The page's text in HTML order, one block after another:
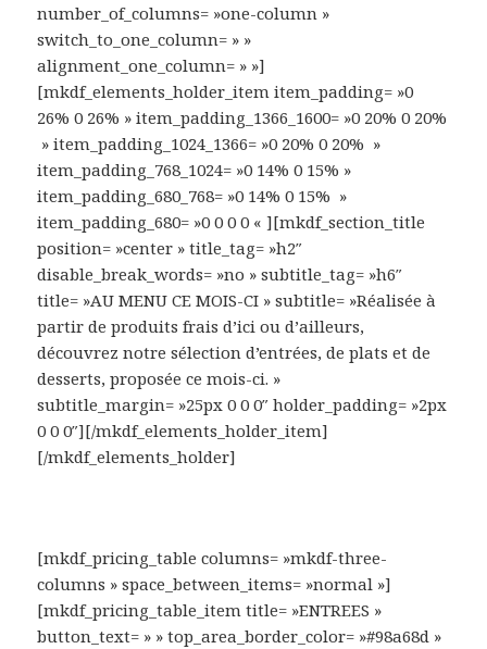
number_of_columns= »one-column »
switch_to_one_column= » »
alignment_one_column= » »]
[mkdf_elements_holder_item item_padding= »0
26% 0 26% » item_padding_1366_1600= »0 20% 0 20%
» item_padding_1024_1366= »0 20% 0 20% »
item_padding_768_1024= »0 14% 0 15% »
item_padding_680_768= »0 14% 0 15% »
item_padding_680= »0 0 0 0 « ][mkdf_section_title
position= »center » title_tag= »h2″
disable_break_words= »no » subtitle_tag= »h6″
title= »AU MENU CE MOIS-CI » subtitle= »Réalisée à
partir de produits frais d’ici ou d’ailleurs,
découvrez notre sélection d’entrées, de plats et de
desserts, proposée ce mois-ci. »
subtitle_margin= »25px 0 0 0″ holder_padding= »2px
0 0 0″][/mkdf_elements_holder_item]
[/mkdf_elements_holder]
[mkdf_pricing_table columns= »mkdf-three-
columns » space_between_items= »normal »]
[mkdf_pricing_table_item title= »ENTREES »
button_text= » » top_area_border_color= »#98a68d »